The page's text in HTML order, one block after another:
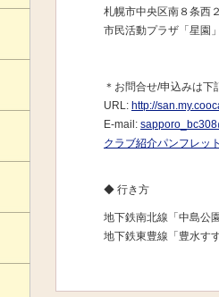
札幌市中央区南８条西
市民活動プラザ「星園
＊お問合せ/申込みは
URL: http://
E-mail:
クラブ紹介パンフレッ
◆ 行き方
地下鉄南北線「中島公
地下鉄東豊線「豊水す